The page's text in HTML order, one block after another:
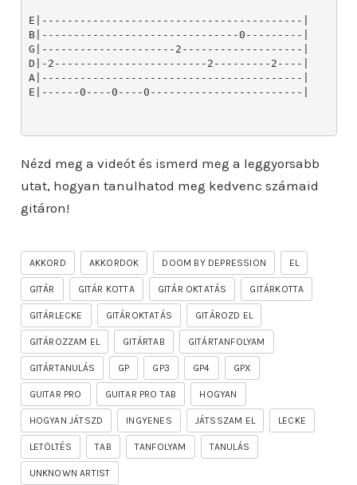
Nézd meg a videót és ismerd meg a leggyorsabb
utat, hogyan tanulhatod meg kedvenc számaid
gitáron!
AKKORD AKKORDOK DOOM BY DEPRESSION EL
GITÁR GITÁR KOTTA GITÁR OKTATÁS GITÁRKOTTA
GITÁRLECKE GITÁROKTATÁS GITÁROZD EL
GITÁROZZAM EL GITÁRTAB GITÁRTANFOLYAM
GITÁRTANULÁS GP GP3 GP4 GPX
GUITAR PRO GUITAR PRO TAB HOGYAN
HOGYAN JÁTSZD INGYENES JÁTSSZAM EL LECKE
LETÖLTÉS TAB TANFOLYAM TANULÁS
UNKNOWN ARTIST